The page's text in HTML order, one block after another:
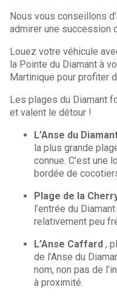
Nous vous conseillons
admirer une succession
Louez votre véhicule
la Pointe du Diamant à
Martinique pour profiter
Les plages du Diamant
et valent le détour !
L’Anse du
la plus grande
connue. C’est une
bordée de
Plage de la
l’entrée du
relativement peu
L’Anse Caffard ;
de l’Anse du
nom, non pas de
à proximité.